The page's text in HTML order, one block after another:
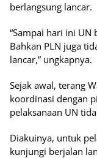
berlangsung lancar.
“Sampai hari ini UN
Bahkan PLN juga
lancar,” ungkapnya.
Sejak awal, terang
koordinasi dengan
pelaksanaan UN
Diakuinya, untuk
kunjungi berjalan